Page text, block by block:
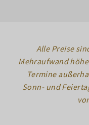
Alle Preise
Mehraufwand
Termine
Sonn- und